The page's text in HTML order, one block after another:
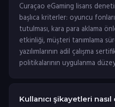
Curaçao eGaming lisans
başlıca kriterler: oyuncu
tutulması, kara para aklama
etkinliği, müşteri tanımlama
yazılımlarının adil çalışma
politikalarının uygulanma
Kullanıcı şikayetleri